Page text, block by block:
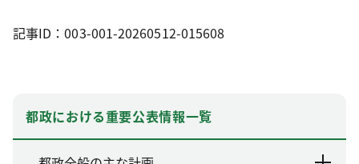
記事ID：003-001-20260512-015608
都政における重要公表情報一覧